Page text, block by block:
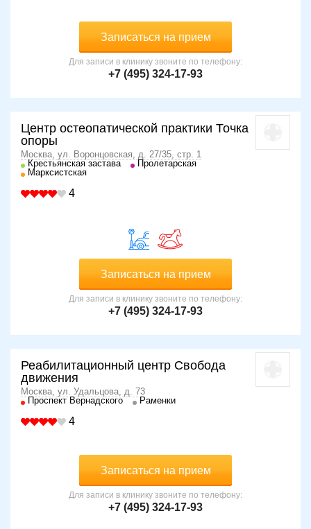
Записаться на прием
Для записи в клинику звоните по телефону:
+7 (495) 324-17-93
Центр остеопатической практики Точка
опоры
Москва, ул. Воронцовская, д. 27/35, стр. 1
Крестьянская застава
Пролетарская
Марксистская
4
Записаться на прием
Для записи в клинику звоните по телефону:
+7 (495) 324-17-93
Реабилитационный центр Свобода
движения
Москва, ул. Удальцова, д. 73
Проспект Вернадского
Раменки
4
Записаться на прием
Для записи в клинику звоните по телефону:
+7 (495) 324-17-93